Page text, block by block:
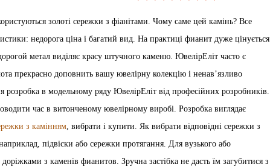
золоті сережки з фіанітами. Чому саме цей камінь? Все
недорога ціна і багатий вид. На практиці фианит дуже цінується
метал виділяє красу штучного каменю. ЮвелірЕліт часто є
прекрасно доповнить вашу ювелірну колекцію і ненав’язливо
в модельному ряду ЮвелірЕліт від професійних розробників.
час в витонченому ювелірному виробі. Розробка виглядає
з камінням, вибрати і купити. Як вибрати відповідні сережки з
підвіски або сережки протягання. Для вузького або
з каменів фианитов. Зручна застібка не дасть їм загубитися з